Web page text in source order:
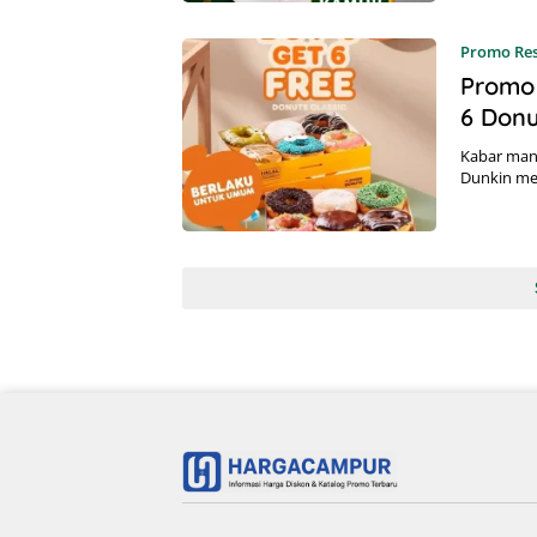
Promo
6
Kabar
Dunkin